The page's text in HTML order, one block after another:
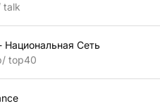
talk
Национальная Сеть
top40